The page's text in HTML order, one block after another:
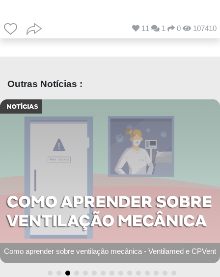
11 1 0 107410
Outras Notícias :
Simulados Medgrupo: Resultados por especialidade